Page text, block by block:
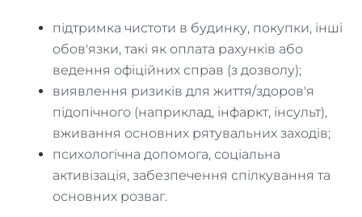
підтримка чистоти в будинку, покупки, інші
обов'язки, такі як оплата рахунків або
ведення офіційних справ (з дозволу);
виявлення ризиків для життя/здоров'я
підопічного (наприклад, інфаркт, інсульт),
вживання основних рятувальних заходів;
психологічна допомога, соціальна
активізація, забезпечення спілкування та
основних розваг.